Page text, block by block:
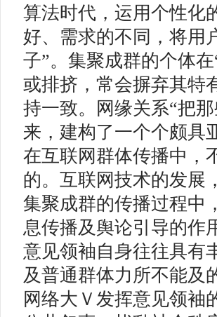
算法时代，运用个性化
好、需求的不同，将用
子”。集聚成群的个体
或排挤，常会摒弃其特
持一致。网缘关系“把
来，建构了一个个颇具
在互联网群体传播中，
的。互联网技术的发展
集聚成群的传播过程中
息传播及舆论引导的作
意见领袖自身往往具有
及普通群体力所不能及
网络大Ｖ发挥意见领袖